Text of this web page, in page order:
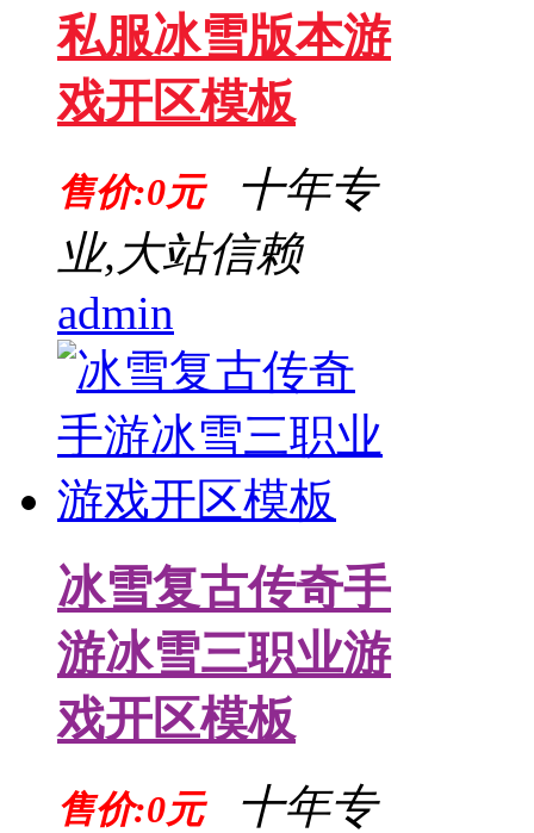
私服冰雪版本游
戏开区模板
售价:0元
十年专
业,大站信赖
admin
冰雪复古传奇手
游冰雪三职业游
戏开区模板
售价:0元
十年专